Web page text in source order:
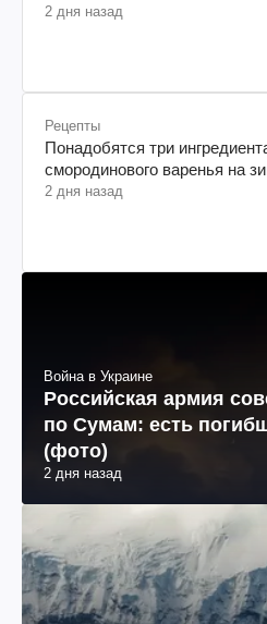
2 дня назад
Рецепты
Понадобятся три
смородинового варенья на
2 дня назад
Война в Украине
Российская армия
по Сумам: есть
(фото)
2 дня назад